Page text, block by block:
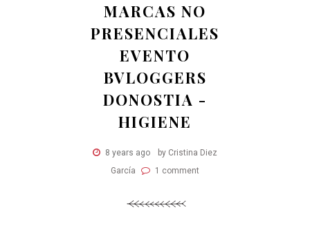
MARCAS NO
PRESENCIALES
EVENTO
BVLOGGERS
DONOSTIA -
HIGIENE
8 years ago
by Cristina Diez
García
1 comment